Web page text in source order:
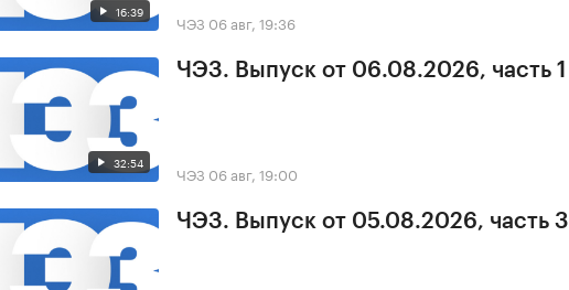
16:39 ЧЭЗ 06 авг, 19:36
32:54
ЧЭЗ. Выпуск от 06.08.2026, часть 1
ЧЭЗ 06 авг, 19:00
ЧЭЗ. Выпуск от 05.08.2026, часть 3